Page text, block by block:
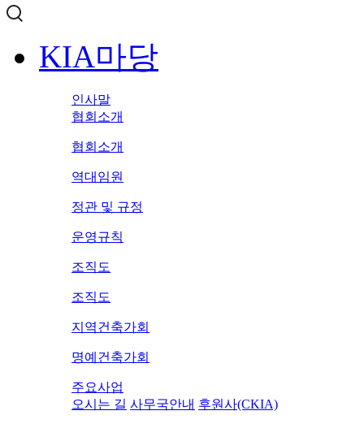
KIA마당
인사말
협회소개
협회소개
역대임원
정관 및 규정
운영규칙
조직도
조직도
지역건축가회
명예건축가회
주요사업
오시는 길 사무국안내 후원사(CKIA)